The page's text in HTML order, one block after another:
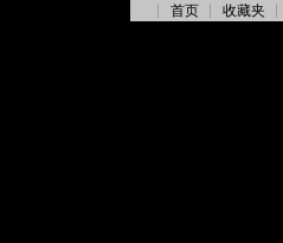
首页 收藏夹